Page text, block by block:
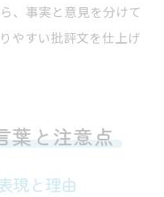
、事実と意見を分けて
やすい批評文を仕上げ
葉と注意点
現と理由